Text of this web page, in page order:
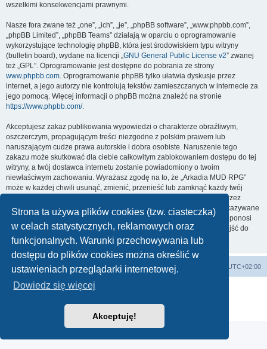
Strona ta używa plików cookies (tzw. ciasteczka)
w celach statystycznych, reklamowych oraz
funkcjonalnych. Warunki przechowywania lub
dostępu do plików cookies można określić w
ustawieniach przeglądarki internetowej.
Dowiedz się więcej
Akceptuję!
wszelkimi konsekwencjami prawnymi.
Nasze fora zwane też „one”, „ich”, „je”, „phpBB software”, „www.phpbb.com”,
„phpBB Limited”, „phpBB Teams” działają w oparciu o oprogramowanie
wykorzystujące technologię phpBB, która jest środowiskiem typu witryny
(bulletin board), wydane na licencji „GNU General Public License v2” zwanej
też „GPL”. Oprogramowanie jest dostępne do pobrania ze strony
www.phpbb.com. Oprogramowanie phpBB tylko ułatwia dyskusje przez
internet, a jego autorzy nie kontrolują tekstów zamieszczanych w internecie za
jego pomocą. Więcej informacji o phpBB można znaleźć na stronie
https://www.phpbb.com/.
Akceptujesz zakaz publikowania wypowiedzi o charakterze obraźliwym,
oszczerczym, propagującym treści niezgodne z polskim prawem lub
naruszającym cudze prawa autorskie i dobra osobiste. Naruszenie tego
zakazu może skutkować dla ciebie całkowitym zablokowaniem dostępu do tej
witryny, a twój dostawca internetu zostanie powiadomiony o twoim
niewłaściwym zachowaniu. Wyrażasz zgodę na to, że „Arkadia MUD RPG”
może w każdej chwili usunąć, zmienić, przenieść lub zamknąć każdy twój
temat, post. Wyrażasz zgodę na zapisywanie wszystkich podanych przez
ciebie informacji w naszej bazie danych. Informacje te nie będą przekazywane
nikomu bez twojej zgody, ale ani „Arkadia MUD RPG”, ani phpBB nie ponosi
odpowiedzialności za włamania do witryny, podczas których może dojść do
kradzieży danych.
arkadia.rpg.pl Forum UTC+02:00
Technologię dostarcza